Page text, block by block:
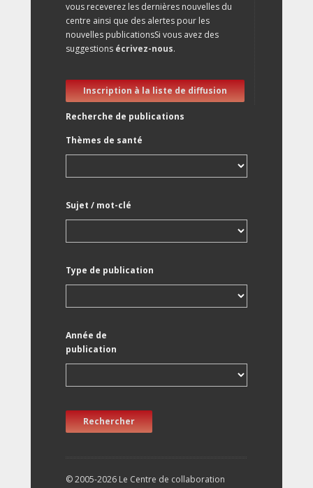
vous receverez les dernières nouvelles du
centre ainsi que des alertes pour les
nouvelles publicationsSi vous avez des
suggestions écrivez-nous.
Inscription à la liste de diffusion
Recherche de publications
Thèmes de santé
Sujet / mot-clé
Type de publication
Année de
publication
Rechercher
© 2005-2026 Le Centre de collaboration